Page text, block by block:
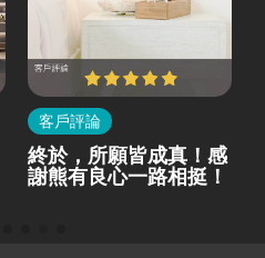
客戶評論
終於，所願皆成真！感
謝熊有良心一路相挺！